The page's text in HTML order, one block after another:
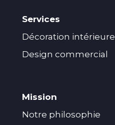
Services
Décoration intérieure
Design commercial
Mission
Notre philosophie